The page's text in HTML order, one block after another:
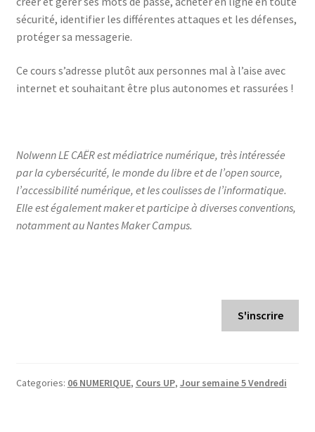
sécurité, identifier les différentes attaques et les défenses,
protéger sa messagerie.
Ce cours s’adresse plutôt aux personnes mal à l’aise avec
internet et souhaitant être plus autonomes et rassurées !
Nolwenn LE CAËR est médiatrice numérique, très intéressée
par la cybersécurité, le monde du libre et de l’open source,
l’accessibilité numérique, et les coulisses de l’informatique.
Elle est également maker et participe à diverses conventions,
notamment au Nantes Maker Campus.
S'inscrire
Categories: 06 NUMERIQUE, Cours UP, Jour semaine 5 Vendredi